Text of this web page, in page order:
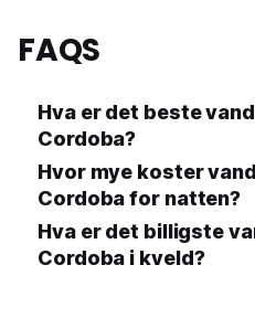
FAQS
Hva er det beste
Cordoba?
Hvor mye koster
Cordoba for natten?
Hva er det billigste
Cordoba i kveld?